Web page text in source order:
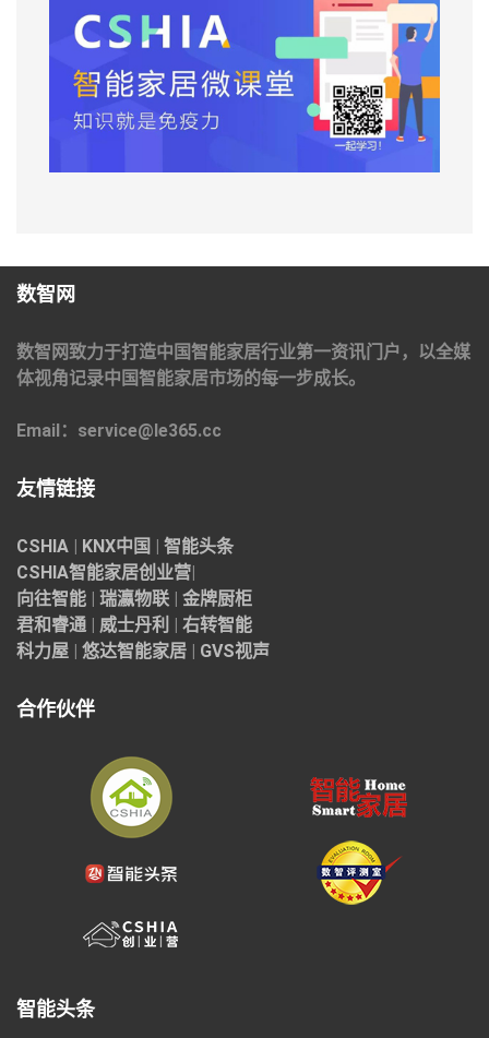
数智网
数智网致力于打造中国智能家居行业第一资讯门户，以全媒
体视角记录中国智能家居市场的每一步成长。
Email：service@le365.cc
友情链接
CSHIA KNX中国
智能头条
CSHIA智能家居创业营
向往智能
瑞瀛物联
金牌厨柜
君和睿通
威士丹利
右转智能
科力屋
悠达智能家居 GVS视声
合作伙伴
智能头条